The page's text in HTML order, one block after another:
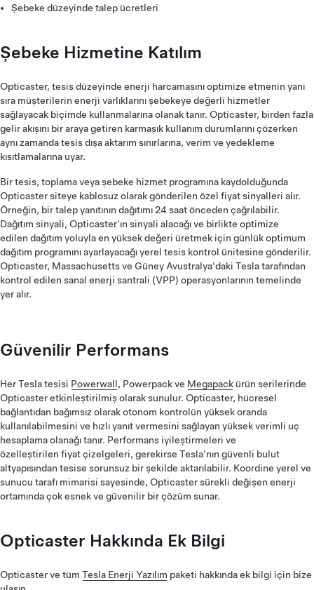
Şebeke düzeyinde talep ücretleri
Şebeke Hizmetine Katılım
Opticaster, tesis düzeyinde enerji harcamasını optimize etmenin yanı
sıra müşterilerin enerji varlıklarını şebekeye değerli hizmetler
sağlayacak biçimde kullanmalarına olanak tanır. Opticaster, birden fazla
gelir akışını bir araya getiren karmaşık kullanım durumlarını çözerken
aynı zamanda tesis dışa aktarım sınırlarına, verim ve yedekleme
kısıtlamalarına uyar.
Bir tesis, toplama veya şebeke hizmet programına kaydolduğunda
Opticaster siteye kablosuz olarak gönderilen özel fiyat sinyalleri alır.
Örneğin, bir talep yanıtının dağıtımı 24 saat önceden çağrılabilir.
Dağıtım sinyali, Opticaster'ın sinyali alacağı ve birlikte optimize
edilen dağıtım yoluyla en yüksek değeri üretmek için günlük optimum
dağıtım programını ayarlayacağı yerel tesis kontrol ünitesine gönderilir.
Opticaster, Massachusetts ve Güney Avustralya'daki Tesla tarafından
kontrol edilen sanal enerji santrali (VPP) operasyonlarının temelinde
yer alır.
Güvenilir Performans
Her Tesla tesisi Powerwall, Powerpack ve Megapack ürün serilerinde
Opticaster etkinleştirilmiş olarak sunulur. Opticaster, hücresel
bağlantıdan bağımsız olarak otonom kontrolün yüksek oranda
kullanılabilmesini ve hızlı yanıt vermesini sağlayan yüksek verimli uç
hesaplama olanağı tanır. Performans iyileştirmeleri ve
özelleştirilen fiyat çizelgeleri, gerekirse Tesla'nın güvenli bulut
altyapısından tesise sorunsuz bir şekilde aktarılabilir. Koordine yerel ve
sunucu tarafı mimarisi sayesinde, Opticaster sürekli değişen enerji
ortamında çok esnek ve güvenilir bir çözüm sunar.
Opticaster Hakkında Ek Bilgi
Opticaster ve tüm Tesla Enerji Yazılım paketi hakkında ek bilgi için bize